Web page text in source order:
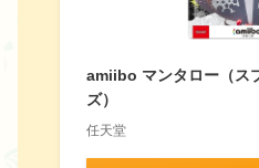
amiibo マンタロー（ス
ズ）
任天堂